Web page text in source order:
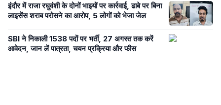
इंदौर में राजा रघुवंशी के दोनों भाइयों पर कार्रवाई, ढाबे पर बिना
लाइसेंस शराब परोसने का आरोप, 5 लोगों को भेजा जेल
SBI ने निकाली 1538 पदों पर भर्ती, 27 अगस्त तक करें
आवेदन, जान लें पात्रता, चयन प्रक्रिया और फीस